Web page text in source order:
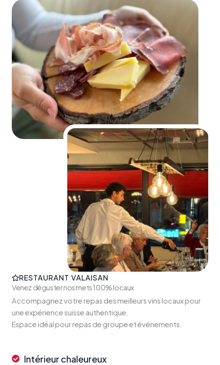
RESTAURANT VALAISAN
Venez déguster nos mets 100% locaux
Accompagnez votre repas des meilleurs vins locaux pour
une expérience suisse authentique.
Espace idéal pour repas de groupe et événements.
Intérieur chaleureux